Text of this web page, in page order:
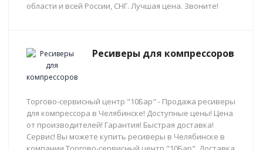
области и всей России, СНГ. Лучшая цена. Звоните!
Ресиверы для компрессоров
Торгово-сервисный центр "10Бар" - Продажа ресиверы
для компрессора в Челябинске! Доступные цены! Цена
от производителей! Гарантия! Быстрая доставка!
Сервис! Вы можете купить ресиверы в Челябинске в